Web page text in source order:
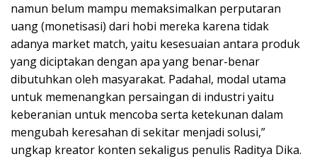
namun belum mampu memaksimalkan perputaran
uang (monetisasi) dari hobi mereka karena tidak
adanya market match, yaitu kesesuaian antara produk
yang diciptakan dengan apa yang benar-benar
dibutuhkan oleh masyarakat. Padahal, modal utama
untuk memenangkan persaingan di industri yaitu
keberanian untuk mencoba serta ketekunan dalam
mengubah keresahan di sekitar menjadi solusi,”
ungkap kreator konten sekaligus penulis Raditya Dika.